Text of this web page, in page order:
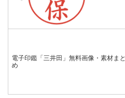
電子印鑑「三井田」無料画像・素材まと
め